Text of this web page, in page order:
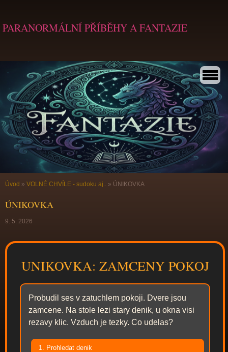
PARANORMÁLNÍ PŘÍBĚHY A FANTAZIE
Úvod » VOLNÉ CHVÍLE - sudoku aj.. » ÚNIKOVKA
ÚNIKOVKA
9. 5. 2026
UNIKOVKA: ZAMCENY POKOJ
Probudil ses v zatuchlem pokoji. Dvere jsou
zamcene. Na stole lezi stary denik, u okna visi
rezavy klic. Vzduch je tezky. Co udelas?
1. Prohledat denik